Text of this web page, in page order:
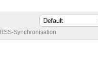
RSS-Synchronisation